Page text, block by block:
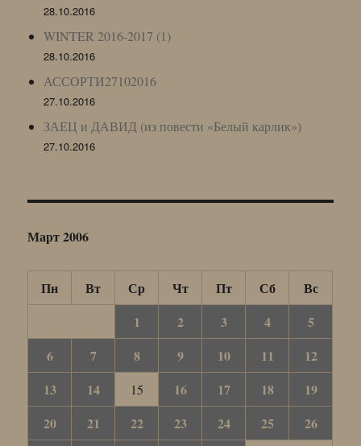
28.10.2016
WINTER 2016-2017 (1)
28.10.2016
АССОРТИ27102016
27.10.2016
ЗАЕЦ и ДАВИД (из повести «Белый карлик»)
27.10.2016
Март 2006
Пн Вт Ср Чт Пт Сб
Вс
1
2 3 4
5
6
7 8 9 10 11
12
13
14 15 16 17 18
19
20
21 22 23 24 25
26